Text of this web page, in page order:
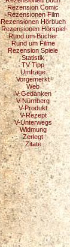
Rezension Comic
Rezensionen Film
Rezensionen Hörbuch
Rezensionen Hörspiel
Rund um Bücher
Rund um Filme
Rezension Spiele
Statistik
TV Tipp
Umfrage
Vorgemerkt
Web
V-Gedanken
V-Nürnberg
V-Produkt
V-Rezept
V-Unterwegs
Widmung
Zerlegt
Zitate